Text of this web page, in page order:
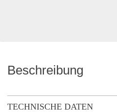
Beschreibung
TECHNISCHE DATEN